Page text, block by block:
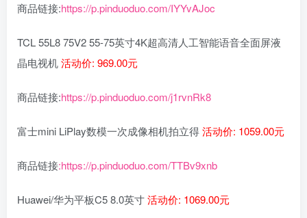
商品链接:https://p.pinduoduo.com/IYYvAJoc
TCL 55L8 75V2 55-75英寸4K超高清人工智能语音全面屏液
晶电视机活动价: 969.00元
商品链接:https://p.pinduoduo.com/j1rvnRk8
富士mini LiPlay数模一次成像相机拍立得活动价: 1059.00元
商品链接:https://p.pinduoduo.com/TTBv9xnb
Huawei/华为平板C5 8.0英寸活动价: 1069.00元